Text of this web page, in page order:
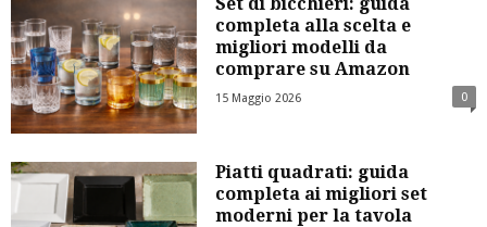
Set di bicchieri: guida
completa alla scelta e
migliori modelli da
comprare su Amazon
15 Maggio 2026 0
Piatti quadrati: guida
completa ai migliori set
moderni per la tavola